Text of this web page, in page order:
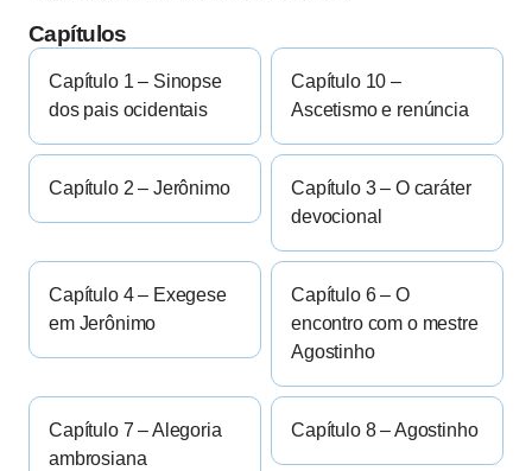
Capítulos
Capítulo 1 – Sinopse
dos pais ocidentais
Capítulo 10 –
Ascetismo e renúncia
Capítulo 2 – Jerônimo
Capítulo 3 – O caráter
devocional
Capítulo 4 – Exegese
em Jerônimo
Capítulo 6 – O
encontro com o mestre
Agostinho
Capítulo 7 – Alegoria
ambrosiana
Capítulo 8 – Agostinho